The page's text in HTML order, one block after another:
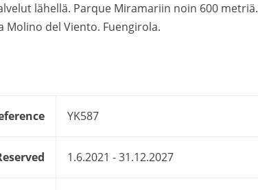
lähellä. Parque Miramariin noin 600 metriä.
Molino del Viento. Fuengirola.
YK587
1.6.2021 - 31.12.2027